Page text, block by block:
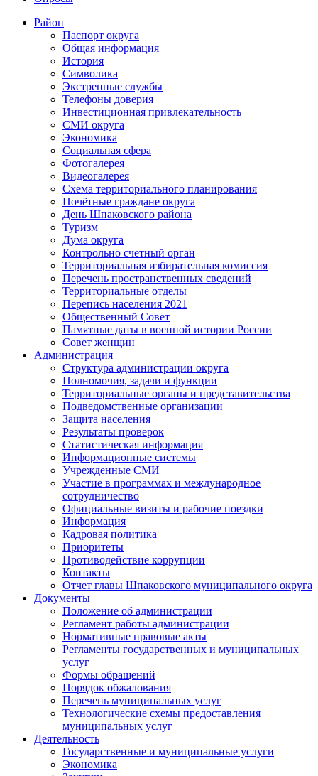
Район
Паспорт округа
Общая информация
История
Символика
Экстренные службы
Телефоны доверия
Инвестиционная привлекательность
СМИ округа
Экономика
Социальная сфера
Фотогалерея
Видеогалерея
Схема территориального планирования
Почётные граждане округа
День Шпаковского района
Туризм
Дума округа
Контрольно счетный орган
Территориальная избирательная комиссия
Перечень пространственных сведений
Территориальные отделы
Перепись населения 2021
Общественный Совет
Памятные даты в военной истории России
Совет женщин
Администрация
Структура администрации округа
Полномочия, задачи и функции
Территориальные органы и представительства
Подведомственные организации
Защита населения
Результаты проверок
Статистическая информация
Информационные системы
Учрежденные СМИ
Участие в программах и международное
сотрудничество
Официальные визиты и рабочие поездки
Информация
Кадровая политика
Приоритеты
Противодействие коррупции
Контакты
Отчет главы Шпаковского муниципального округа
Документы
Положение об администрации
Регламент работы администрации
Нормативные правовые акты
Регламенты государственных и муниципальных
услуг
Формы обращений
Порядок обжалования
Перечень муниципальных услуг
Технологические схемы предоставления
муниципальных услуг
Деятельность
Государственные и муниципальные услуги
Экономика